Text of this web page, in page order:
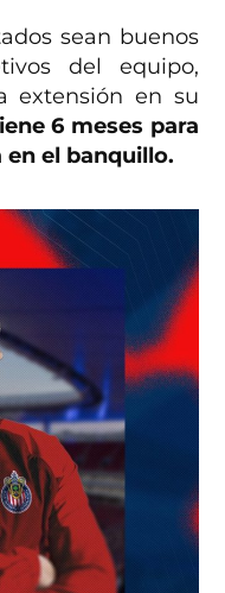
sean buenos
del equipo,
extensión en su
6 meses para
el banquillo.